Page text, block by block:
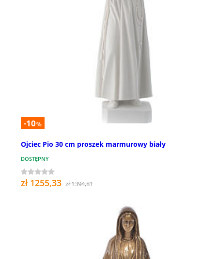
-10%
Ojciec Pio 30 cm proszek marmurowy biały
DOSTĘPNY
zł 1255,33 zł 1394,81